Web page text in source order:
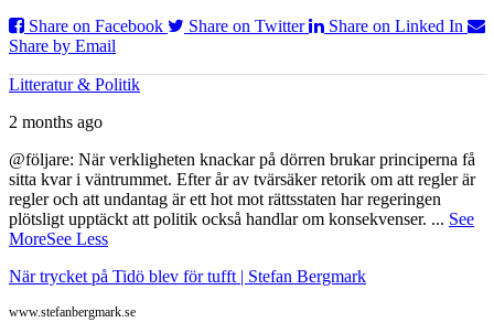
Share on Facebook
Share on Twitter
Share on Linked In
Share by Email
Litteratur & Politik
2 months ago
@följare: När verkligheten knackar på dörren brukar principerna få
sitta kvar i väntrummet. Efter år av tvärsäker retorik om att regler är
regler och att undantag är ett hot mot rättsstaten har regeringen
plötsligt upptäckt att politik också handlar om konsekvenser. ... See
MoreSee Less
När trycket på Tidö blev för tufft | Stefan Bergmark
www.stefanbergmark.se